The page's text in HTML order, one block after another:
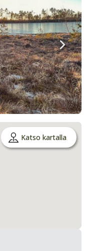
Katso kartalla